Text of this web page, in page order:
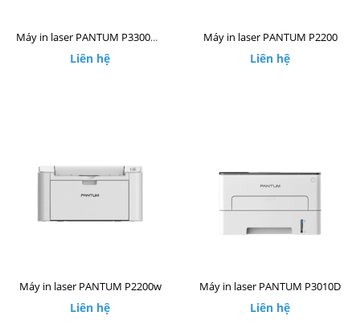
Máy in laser PANTUM P3300DW
Liên hệ
Máy in laser PANTUM P2200
Liên hệ
Máy in laser PANTUM P2200w
Liên hệ
Máy in laser PANTUM P3010D
Liên hệ